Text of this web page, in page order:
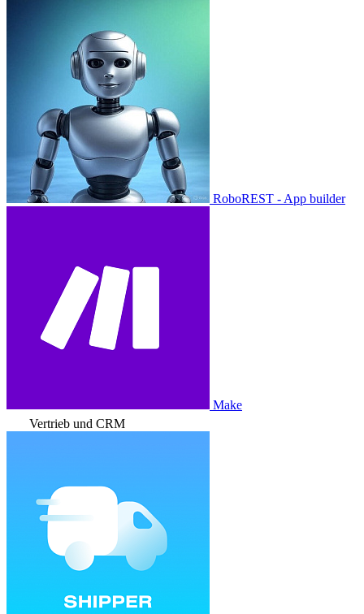
RoboREST - App builder
Make
Vertrieb und CRM